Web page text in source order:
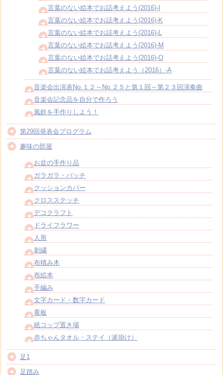
言葉のない絵本でお話考えよう(2016)-I
言葉のない絵本でお話考えよう(2016)-K
言葉のない絵本でお話考えよう(2016)-L
言葉のない絵本でお話考えよう(2016)-M
言葉のない絵本でお話考えよう(2016)-O
言葉のない絵本でお話考えよう（2016）-A
音楽会出演表No.１２～No.２５と第１回～第２３回演奏曲
音楽会記念品を自分で作ろう
風鈴を手作りしよう！
第29回発表会プログラム
趣味の部屋
お盆の手作り品
ガラガラ・バッチ
クッションカバー
クロスステッチ
デコクラフト
ドライフラワー
人形
刺繍
布積み木
布絵本
手編み
文字カード・数字カード
看板
紙コップ置き場
赤ちゃんタオル・ステイ（涎掛け）
足1
足踏み